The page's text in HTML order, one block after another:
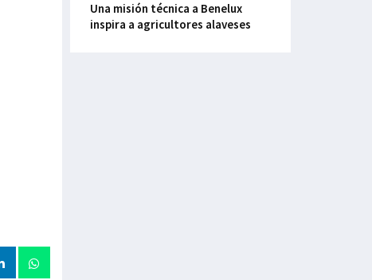
Una misión técnica a Benelux
inspira a agricultores alaveses